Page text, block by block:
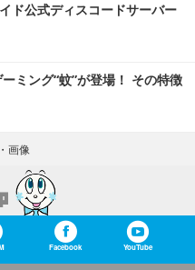
ド公式ディスコードサーバー
ーミング“蚊”が登場！ その特徴
画像
Facebook YouTube